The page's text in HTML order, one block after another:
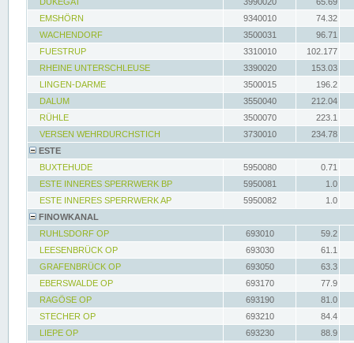
EMSHÖRN
9340010
74.32
WACHENDORF
3500031
96.71
FUESTRUP
3310010
102.177
RHEINE UNTERSCHLEUSE
3390020
153.03
LINGEN-DARME
3500015
196.2
DALUM
3550040
212.04
RÜHLE
3500070
223.1
VERSEN WEHRDURCHSTICH
3730010
234.78
ESTE
BUXTEHUDE
5950080
0.71
ESTE INNERES SPERRWERK BP
5950081
1.0
ESTE INNERES SPERRWERK AP
5950082
1.0
FINOWKANAL
RUHLSDORF OP
693010
59.2
LEESENBRÜCK OP
693030
61.1
GRAFENBRÜCK OP
693050
63.3
EBERSWALDE OP
693170
77.9
RAGÖSE OP
693190
81.0
STECHER OP
693210
84.4
LIEPE OP
693230
88.9